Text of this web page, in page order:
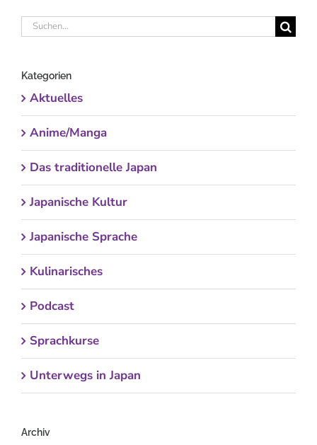
Suche
Kategorien
Aktuelles
Anime/Manga
Das traditionelle Japan
Japanische Kultur
Japanische Sprache
Kulinarisches
Podcast
Sprachkurse
Unterwegs in Japan
Archiv